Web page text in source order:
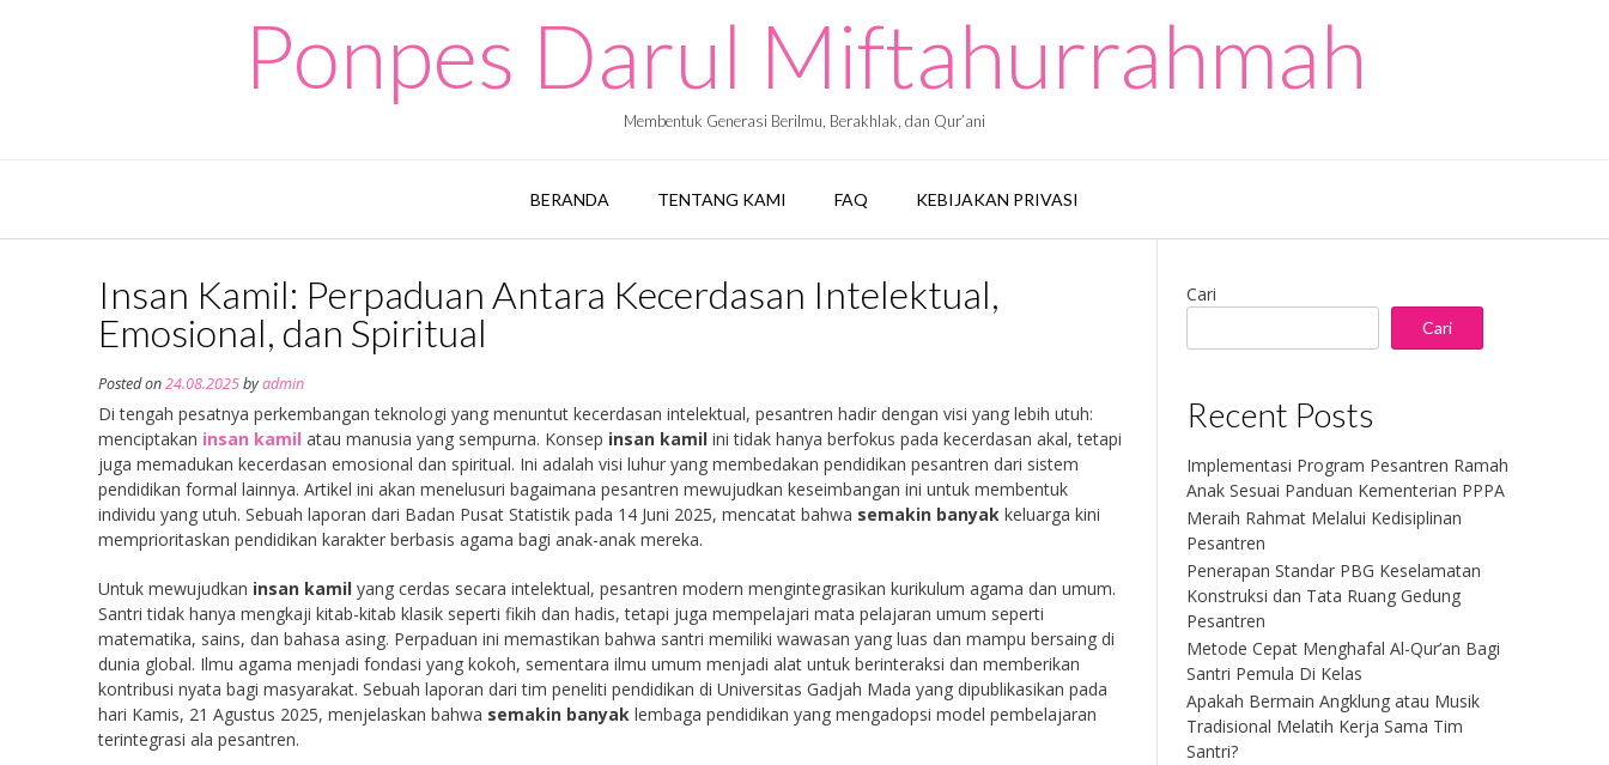
Ponpes Darul Miftahurrahmah
Membentuk Generasi Berilmu, Berakhlak, dan Qur’ani
BERANDA TENTANG KAMI FAQ KEBIJAKAN PRIVASI
Insan Kamil: Perpaduan Antara Kecerdasan Intelektual,
Emosional, dan Spiritual
Posted on24.08.2025byadmin
Di tengah pesatnya perkembangan teknologi yang menuntut kecerdasan intelektual, pesantren hadir dengan visi yang lebih utuh:
menciptakan insan kamil atau manusia yang sempurna. Konsep insan kamil ini tidak hanya berfokus pada kecerdasan akal, tetapi
juga memadukan kecerdasan emosional dan spiritual. Ini adalah visi luhur yang membedakan pendidikan pesantren dari sistem
pendidikan formal lainnya. Artikel ini akan menelusuri bagaimana pesantren mewujudkan keseimbangan ini untuk membentuk
individu yang utuh. Sebuah laporan dari Badan Pusat Statistik pada 14 Juni 2025, mencatat bahwa semakin banyak keluarga kini
memprioritaskan pendidikan karakter berbasis agama bagi anak-anak mereka.
Untuk mewujudkan insan kamil yang cerdas secara intelektual, pesantren modern mengintegrasikan kurikulum agama dan umum.
Santri tidak hanya mengkaji kitab-kitab klasik seperti fikih dan hadis, tetapi juga mempelajari mata pelajaran umum seperti
matematika, sains, dan bahasa asing. Perpaduan ini memastikan bahwa santri memiliki wawasan yang luas dan mampu bersaing di
dunia global. Ilmu agama menjadi fondasi yang kokoh, sementara ilmu umum menjadi alat untuk berinteraksi dan memberikan
kontribusi nyata bagi masyarakat. Sebuah laporan dari tim peneliti pendidikan di Universitas Gadjah Mada yang dipublikasikan pada
hari Kamis, 21 Agustus 2025, menjelaskan bahwa semakin banyak lembaga pendidikan yang mengadopsi model pembelajaran
terintegrasi ala pesantren.
Cari
Cari
Recent Posts
Implementasi Program Pesantren Ramah
Anak Sesuai Panduan Kementerian PPPA
Meraih Rahmat Melalui Kedisiplinan
Pesantren
Penerapan Standar PBG Keselamatan
Konstruksi dan Tata Ruang Gedung
Pesantren
Metode Cepat Menghafal Al-Qur’an Bagi
Santri Pemula Di Kelas
Apakah Bermain Angklung atau Musik
Tradisional Melatih Kerja Sama Tim
Santri?